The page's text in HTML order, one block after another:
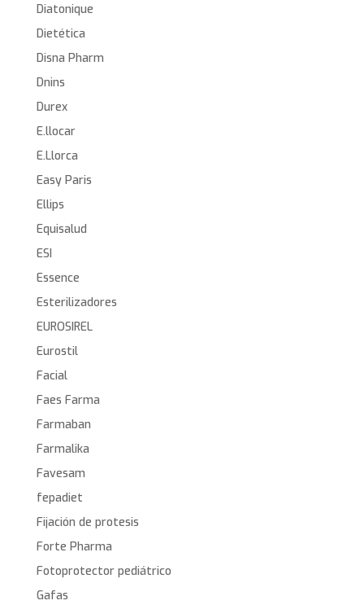
Diatonique
Dietética
Disna Pharm
Dnins
Durex
E.llocar
E.Llorca
Easy Paris
Ellips
Equisalud
ESI
Essence
Esterilizadores
EUROSIREL
Eurostil
Facial
Faes Farma
Farmaban
Farmalika
Favesam
fepadiet
Fijación de protesis
Forte Pharma
Fotoprotector pediátrico
Gafas